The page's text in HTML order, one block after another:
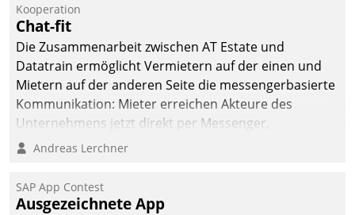
Kooperation
Chat-fit
Die Zusammenarbeit zwischen AT Estate und
Datatrain ermöglicht Vermietern auf der einen und
Mietern auf der anderen Seite die messengerbasierte
Kommunikation: Mieter erreichen Akteure des
Unternehmens jetzt direkt per Messenger,
Mitarbeiter oder Dienstleister empfangen oder
Andreas Lerchner
SAP App Contest
Ausgezeichnete App